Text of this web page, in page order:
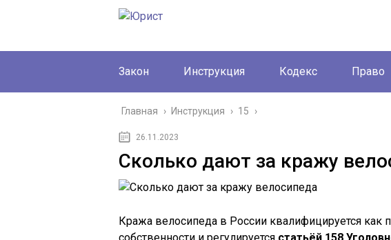
Закон Инструкция Кодекс Право
Главная › Инструкция › 15 ›
26.11.2023
Сколько дают за кражу
Кража велосипеда в России квалифицируется как